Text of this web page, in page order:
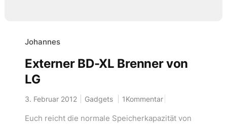
Johannes
Externer BD-XL Brenner von
LG
3. Februar 2012 Gadgets 1Kommentar
Euch reicht die normale Speicherkapazität von